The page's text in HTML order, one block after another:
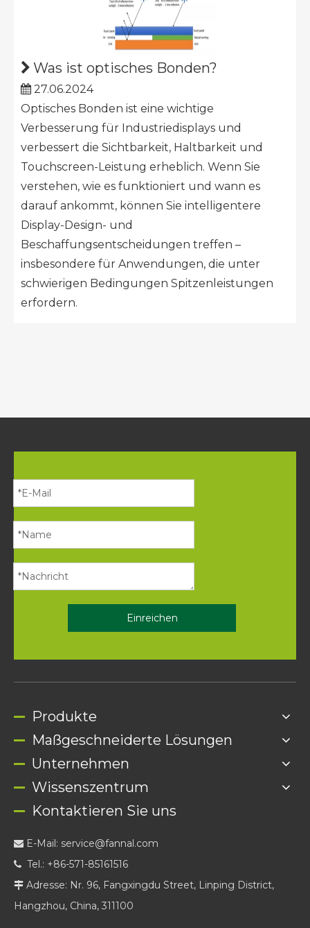
Was ist optisches Bonden?
27.06.2024
Optisches Bonden ist eine wichtige
Verbesserung für Industriedisplays und
verbessert die Sichtbarkeit, Haltbarkeit und
Touchscreen-Leistung erheblich. Wenn Sie
verstehen, wie es funktioniert und wann es
darauf ankommt, können Sie intelligentere
Display-Design- und
Beschaffungsentscheidungen treffen –
insbesondere für Anwendungen, die unter
schwierigen Bedingungen Spitzenleistungen
erfordern.
Einreichen
Produkte
Maßgeschneiderte Lösungen
Unternehmen
Wissenszentrum
Kontaktieren Sie uns
 E-Mail: service@fannal.com
 Tel.: +86-571-85161516
 Adresse: Nr. 96, Fangxingdu Street, Linping District,
Hangzhou, China, 311100